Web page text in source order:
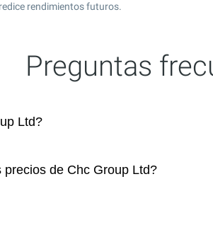
rendimientos futuros.
Preguntas
Ltd?
de Chc Group Ltd?